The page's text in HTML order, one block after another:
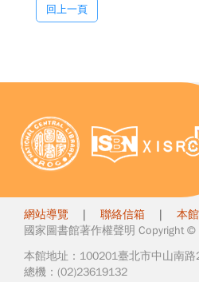
回上一頁
網站導覽 | 聯絡信箱 | 本
國家圖書館著作權聲明 Copyright
本館地址：100201臺北市中山南路
總機：(02)23619132